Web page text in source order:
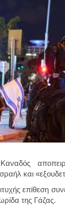
και
επίθεση
της Γάζας.